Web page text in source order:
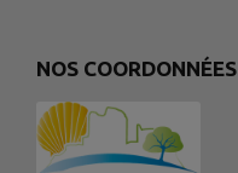
NOS COORDONNÉES